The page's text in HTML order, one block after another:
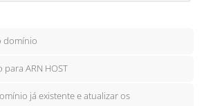
domínio
ARN HOST
já existente e atualizar os